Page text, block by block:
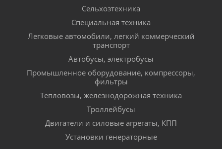
Сельхозтехника
Специальная техника
Легковые автомобили, легкий коммерческий
транспорт
Автобусы, электробусы
Промышленное оборудование, компрессоры,
фильтры
Тепловозы, железнодорожная техника
Троллейбусы
Двигатели и силовые агрегаты, КПП
Установки генераторные